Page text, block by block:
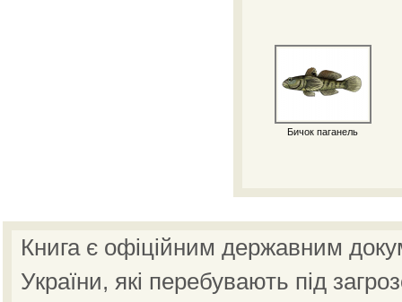
Бичок паганель
Книга є офіційним державним
України, які перебувають під